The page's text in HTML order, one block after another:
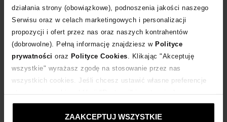
działania strony (obowiązkowe), podnoszenia jakości naszego
Serwisu oraz w celach marketingowych i personalizacji
propozycji i ofert przez nas oraz naszych kontrahentów
(dobrowolne). Pełną informację znajdziesz w Polityce
prywatności oraz Polityce Cookies . Klikając "Akceptuję
wszystkie" wyrażasz zgodę na stosowanie przez nas
wszystkich cookies. Jeśli chcesz ustawić własne preferencje
ustawienia prywatności.
ZAAKCEPTUJ WSZYSTKIE
POWIADOM O DOSTAWIE
Dostawa od 0 zł
14 dni na zwrot towaru